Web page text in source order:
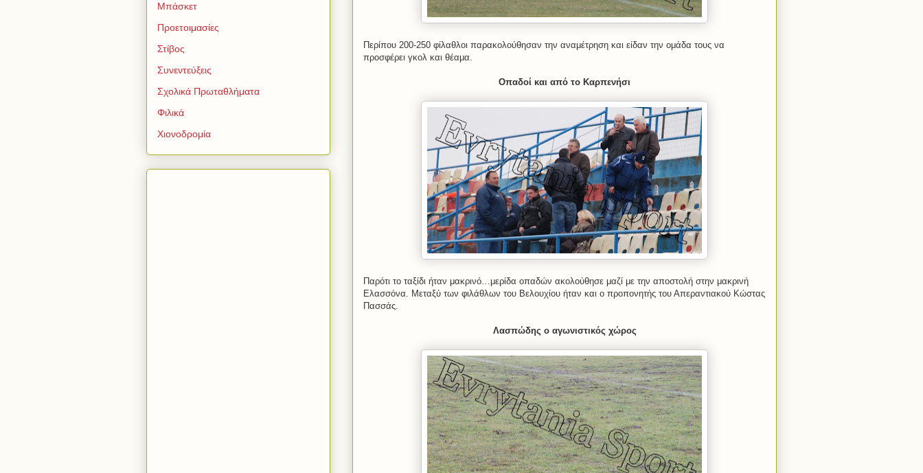
Περίπου 200-250 φίλαθλοι παρακολούθησαν την αναμέτρηση και είδαν την ομάδα τους να
προσφέρει γκολ και θέαμα.
Οπαδοί και από το Καρπενήσι
Παρότι το ταξίδι ήταν μακρινό…μερίδα οπαδών ακολούθησε μαζί με την αποστολή στην μακρινή
Ελασσόνα. Μεταξύ των φιλάθλων του Βελουχίου ήταν και ο προπονητής του Απεραντιακού Κώστας
Πασσάς.
Λασπώδης ο αγωνιστικός χώρος
Μπάσκετ
Προετοιμασίες
Στίβος
Συνεντεύξεις
Σχολικά Πρωταθλήματα
Φιλικά
Χιονοδρομία